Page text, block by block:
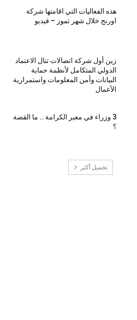
هذه الفعاليات التي اقامتها شركة
اورنج خلال شهر تموز – فيديو
زين أول شركة اتصالات تنال الاعتماد
الدولي المتكامل لأنظمة حماية
البيانات وأمن المعلومات واستمرارية
الأعمال
3 وزراء في معبر الكرامة .. ما القصة
؟
تحميل أكثر